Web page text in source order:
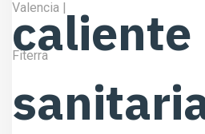
caliente